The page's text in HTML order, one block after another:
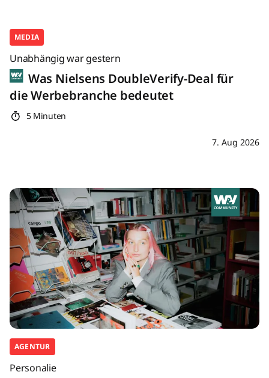
MEDIA
Unabhängig war gestern
Was Nielsens DoubleVerify-Deal für
die Werbebranche bedeutet
5 Minuten
7. Aug 2026
AGENTUR
Personalie